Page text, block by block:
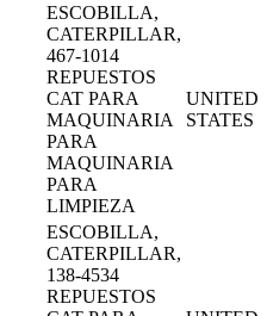
ESCOBILLA,
CATERPILLAR,
467-1014
REPUESTOS
CAT PARA
MAQUINARIA
PARA
MAQUINARIA
PARA
LIMPIEZA
UNITED
STATES
ESCOBILLA,
CATERPILLAR,
138-4534
REPUESTOS